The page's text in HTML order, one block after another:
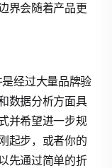
界会随着产品更
经过大量品牌验
数据分析方面具
并希望进一步规
起步，或者你的
先通过简单的折